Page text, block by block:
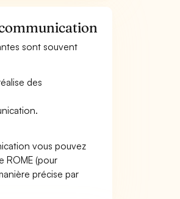
sont souvent
des
vous pouvez
ROME (pour
précise par